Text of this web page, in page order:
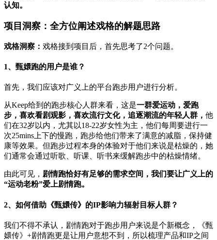
认知。
项目洞察：全方位阐述戏格的解题思路
戏格洞察： 戏格接到项目后，首先思考了2个问题。
1、甄嬛跑的用户是谁？
首先，我们应该对广义上的平台跑步用户进行分析。
从Keep给到的跑步核心人群来看，这是一群爱运动，爱跑
步，喜欢看剧观影，喜欢流行文化，追逐潮流的年轻人群， 他
们在32岁以内，尤其以18-22岁女性为主，他们每周要进行一
次25mins上下的慢跑，跑步给他们带来了满意的减脂，保持健
康等效果。但跑步过程本身的体验对于他们来说是枯燥的，她
们通常会通过听歌、听课、听书来缓解跑步中的枯燥情绪。
由此可见， 剧情跑恰好有足够的需求空间，我们要让广义上的
“运动老粉”爱上剧情跑。
2、如何借助《甄嬛传》的IP影响力辐射目标人群？
我们不得不承认，剧情跑对于跑步用户来说是个新概念，《甄
嬛传》+剧情跑更是让用户意想不到，所以梳理产品和IP之间